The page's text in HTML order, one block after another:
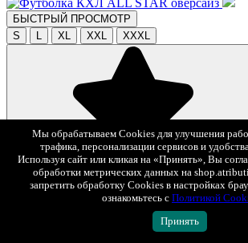
БЫСТРЫЙ ПРОСМОТР
S
L XL XXL XXXL
2 100 ₽ 3 500 ₽ -40%
Футболка КХЛ ALL STAR оверсайз
Мы обрабатываем Cookies для улучшения
трафика, персонализации сервисов и
Используя сайт или кликая на «Принять», Вы
обработки метрических данных на
запретить обработку Cookies в настройках
ознакомьтесь с Политикой
Принять